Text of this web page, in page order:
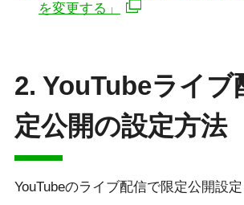
を変更する」
2. YouTubeライブ
定公開の設定方法
YouTubeのライブ配信で限定公開設